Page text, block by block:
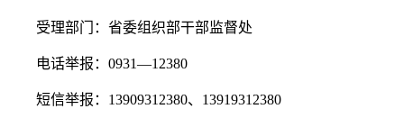
受理部门：省委组织部干部监督处
电话举报：0931—12380
短信举报：13909312380、13919312380